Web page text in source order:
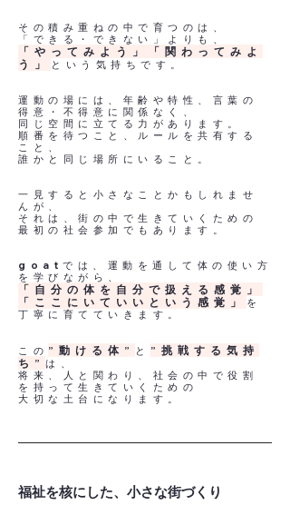
その積み重ねの中で育つのは、
「できる・できない」よりも、
「やってみよう」「関わってみよ
う」
という気持ちです。
運動の場には、年齢や特性、言葉の
得意・不得意に関係なく、
同じ空間に立てる力があります。
順番を待つこと、ルールを共有する
こと、
誰かと同じ場所にいること。
一見すると小さなことかもしれませ
んが、
それは、街の中で生きていくための
最初の社会参加でもあります。
goatでは、運動を通して体の使い方
を学びながら、
「自分の体を自分で扱える感覚」
「ここにいていいという感覚」
を
丁寧に育てていきます。
この ”動ける体” と
”挑戦する気持
ち” は、
将来、人と関わり、社会の中で役割
を持って生きていくための
​大切な土台になります。
​福祉を核にした、小さな街づくり